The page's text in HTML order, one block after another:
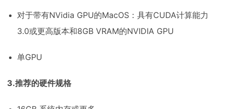
对于带有NVidia GPU的MacOS：具有CUDA计算能力
3.0或更高版本和8GB VRAM的NVIDIA GPU
单GPU
3.推荐的硬件规格